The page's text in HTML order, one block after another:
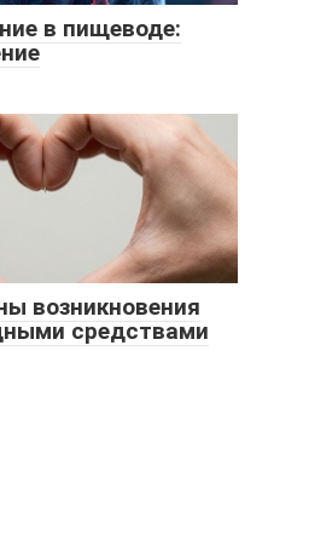
в пищеводе:
возникновения
средствами